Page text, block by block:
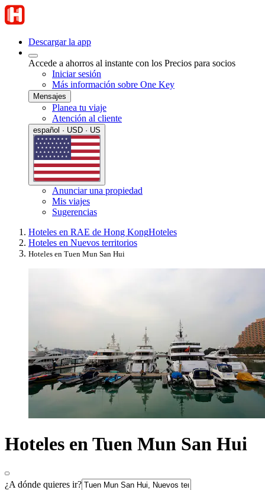
Descargar la app
Accede a ahorros al instante con los Precios para socios
Iniciar sesión
Más información sobre One Key
Mensajes
Planea tu viaje
Atención al cliente
español · USD · US
Anunciar una propiedad
Mis viajes
Sugerencias
Hoteles en RAE de Hong KongHoteles
Hoteles en Nuevos territorios
Hoteles en Tuen Mun San Hui
Hoteles en Tuen Mun San Hui
¿A dónde quieres ir?